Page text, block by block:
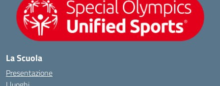
La Scuola
Presentazione